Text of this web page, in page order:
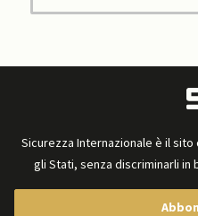
Sicurezza Internazionale è il
gli Stati, senza discriminarli in